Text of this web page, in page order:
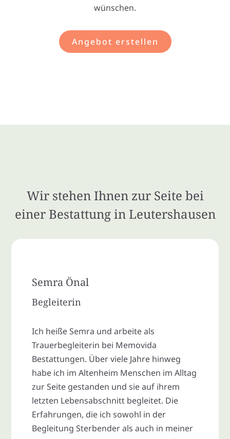
wünschen.
Angebot erstellen
Wir stehen Ihnen zur Seite bei
einer Bestattung in Leutershausen
Semra Önal
Begleiterin
Ich heiße Semra und arbeite als
Trauerbegleiterin bei Memovida
Bestattungen. Über viele Jahre hinweg
habe ich im Altenheim Menschen im Alltag
zur Seite gestanden und sie auf ihrem
letzten Lebensabschnitt begleitet. Die
Erfahrungen, die ich sowohl in der
Begleitung Sterbender als auch in meiner